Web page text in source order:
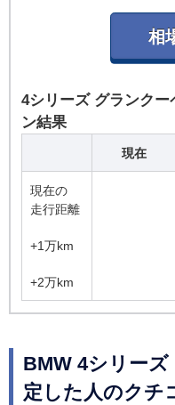
4シリーズ グランクー
ン結果
現在
現在の
走行距離
+1万km
+2万km
BMW 4シリー
定した人のクチ